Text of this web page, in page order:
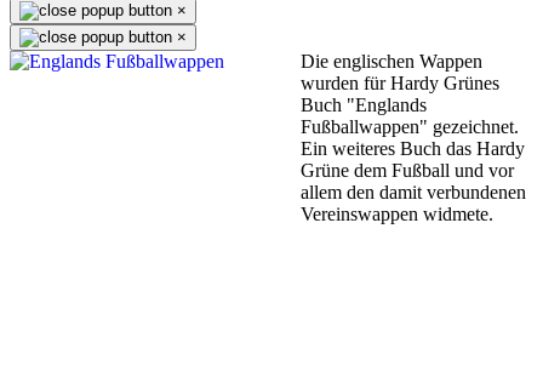
×
×
Die englischen Wappen
wurden für Hardy Grünes
Buch "Englands
Fußballwappen" gezeichnet.
Ein weiteres Buch das Hardy
Grüne dem Fußball und vor
allem den damit verbundenen
Vereinswappen widmete.